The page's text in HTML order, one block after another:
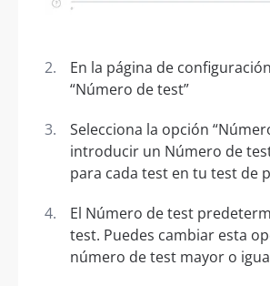
En la página de
“Número de test”
Selecciona la opción
introducir un Número de
para cada test en tu test de
El Número de test
test. Puedes cambiar esta
número de test mayor o